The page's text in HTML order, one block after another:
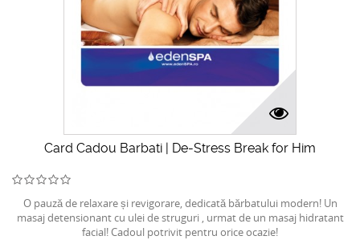
Card Cadou Barbati | De-Stress Break for Him
O pauză de relaxare și revigorare, dedicată bărbatului modern! Un
masaj detensionant cu ulei de struguri , urmat de un masaj hidratant
facial! Cadoul potrivit pentru orice ocazie!